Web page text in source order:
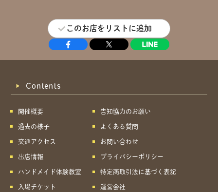
このお店をリストに追加
Contents
開催概要
過去の様子
交通アクセス
出店情報
ハンドメイド体験教室
入場チケット
告知協力のお願い
よくある質問
お問い合わせ
プライバシーポリシー
特定商取引法に基づく表記
運営会社